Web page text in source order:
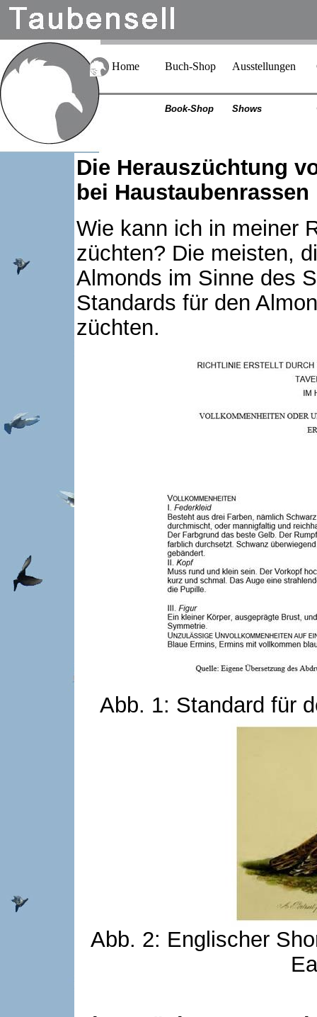
Home Buch-Shop Ausstellungen
Book-Shop Shows
Die Herauszüchtung
bei Haustaubenrassen
Wie kann ich in meiner
züchten? Die meisten,
Almonds im Sinne des
Standards für den
züchten.
Abb. 1: Standard für
Abb. 2: Englischer